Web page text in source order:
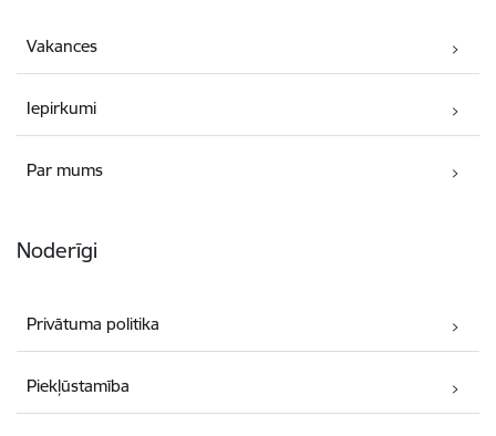
Vakances
Iepirkumi
Par mums
Noderīgi
Privātuma politika
Piekļūstamība